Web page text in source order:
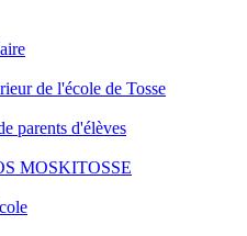
de l'école de Tosse
parents d'élèves
MOSKITOSSE